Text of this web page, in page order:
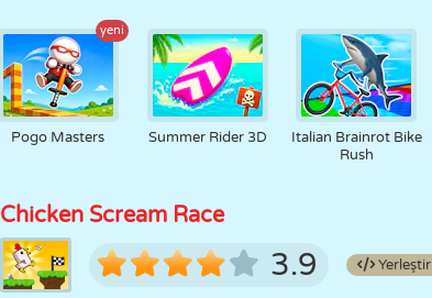
yeni
Pogo Masters Summer Rider 3D
Italian Brainrot Bike
Rush
Chicken Scream Race
3.9 Yerleştir